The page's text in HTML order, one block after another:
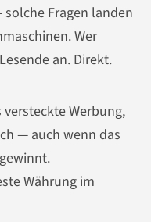
Fragen landen
Wer
an. Direkt.
versteckte Werbung,
— auch wenn das
Währung im